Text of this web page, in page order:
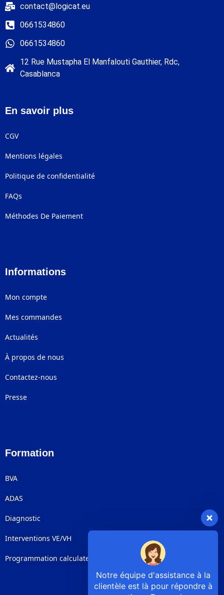
contact@logicat.eu
0661534860
0661534860
12 Rue Mustapha El Manfalouti Gauthier, Rdc,
Casablanca
En savoir plus
CGV
Mentions légales
Politique de confidentialité
FAQs
Méthodes De Paiement
Informations
Mon compte
Mes commandes
Actualités
À propos de nous
Contactez-nous
Presse
Formation
BVA
ADAS
Diagnostic
Interventions VE/VH
Programmation calculateurs
Notre équipe d'assistance à la
clientèle est là pour répondre à